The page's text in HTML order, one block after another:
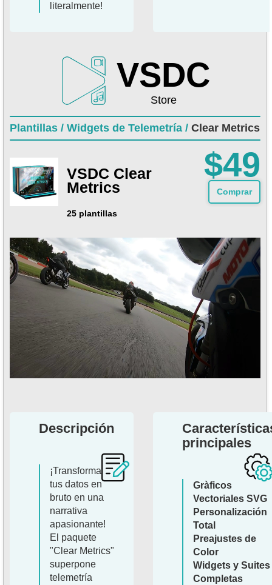
literalmente!
VSDC
Store
Plantillas / Widgets de Telemetría / Clear Metrics
VSDC Clear
Metrics
25 plantillas
$49
Comprar
Descripción
¡Transforma
tus datos en
bruto en una
narrativa
apasionante!
El paquete
"Clear Metrics"
superpone
telemetría
principales
Gràficos
Vectoriales SVG
Personalización
Total
Preajustes de
Color
Widgets y Suites
Completas